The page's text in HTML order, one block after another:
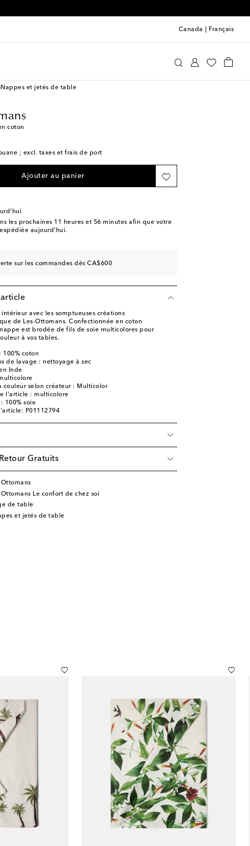
Canada Français
Nappes et jetés de table
coton
; excl. taxes et frais de port
Ajouter au panier
les prochaines 11 heures et 56 minutes afin que votre
aujourd'hui.
sur les commandes dès CA$600
intérieur avec les somptueuses créations
de Les-Ottomans. Confectionnée en coton
est brodée de fils de soie multicolores pour
à vos tables.
100% coton
de lavage : nettoyage à sec
Inde
couleur selon créateur : Multicolor
l'article : multicolore
100% soie
P01112794
Gratuits
Le confort de chez soi
de table
et jetés de table